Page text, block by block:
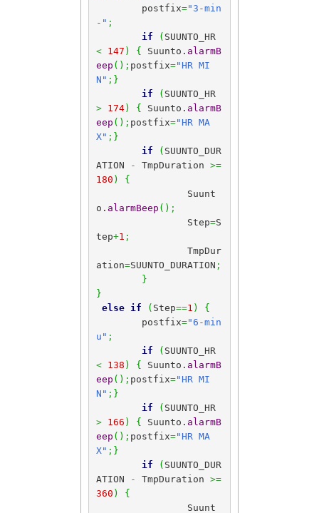
	postfix
="3-min
-" ;
if
(
<
147 ) { Suunto. alarmB
eep ( ) ; postfix="HR MI
N" ; }
if
(
>
174) { Suunto. alarmB
eep ( ) ; postfix="HR MA
X" ; }
if
( SUUNTO_DUR
ATION
- TmpDuration >=
180 )
{
o. alarmBeep ( ) ;
		Step
=S
tep+1 ;
ation=SUUNTO_DURATION ;
}
}
else
if ( Step==1 )
{
	postfix
="6-min
u" ;
if
(
<
138 ) { Suunto. alarmB
eep ( ) ; postfix="HR MI
N" ; }
if
(
>
166 ) { Suunto. alarmB
eep ( ) ; postfix="HR MA
X" ; }
if
( SUUNTO_DUR
ATION
- TmpDuration >=
360 )
{